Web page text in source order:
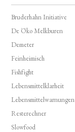
Bruderhahn Initiative
De Öko Melkburen
Demeter
Feinheimisch
Fishfight
Lebensmittelklarheit
Lebensmittelwarnungen
Resterechner
Slowfood